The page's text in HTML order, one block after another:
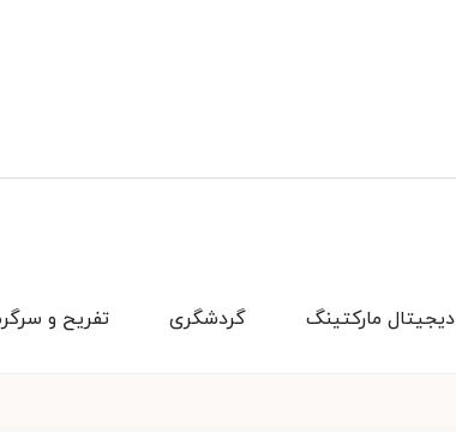
تفریح و گردشگری دیجیتال مارکتینگ